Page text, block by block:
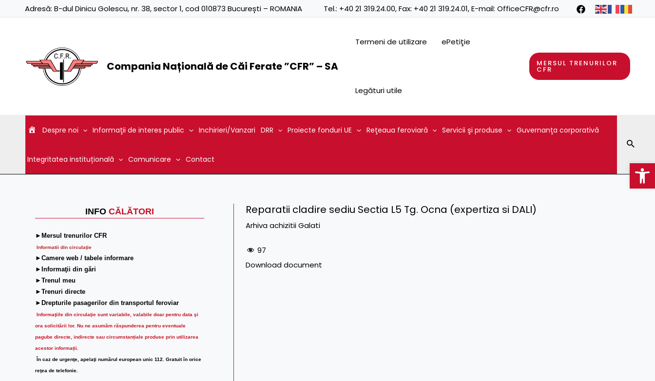
Adresă: B-dul Dinicu Golescu, nr. 38, sector 1, cod 010873 București – ROMANIA Tel.: +40 21 319.24.00, Fax: +40 21 319.24.01, E-mail: OfficeCFR@cfr.ro
Compania Națională de Căi Ferate ”CFR” – SA
Termeni de utilizare ePetiţie
Legături utile
MERSUL TRENURILOR
CFR
Despre noi Informaţii de interes public Inchirieri/Vanzari DRR Proiecte fonduri UE Reţeaua feroviară Servicii şi produse Guvernanţa corporativă
Integritatea instituțională Comunicare Contact
INFO CĂLĂTORI
►Mersul trenurilor CFR
Informatii din circulaţie
►Camere web / tabele informare
►Informaţii din gări
►Trenul meu
►Trenuri directe
►Drepturile pasagerilor din transportul feroviar
Informaţiile din circulaţie sunt variabile, valabile doar pentru data şi
ora solicitării lor. Nu ne asumăm răspunderea pentru eventuale
pagube directe, indirecte sau circumstanțiale produse prin utilizarea
acestor informații.
În caz de urgenţe, apelaţi numărul european unic 112. Gratuit în orice
reţea de telefonie.
Reparatii cladire sediu Sectia L5 Tg. Ocna (expertiza si DALI)
Arhiva achizitii Galati
97
Download document